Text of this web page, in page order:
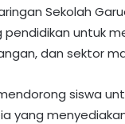
Sekolah
pendidikan untuk
dan sektor
siswa
yang